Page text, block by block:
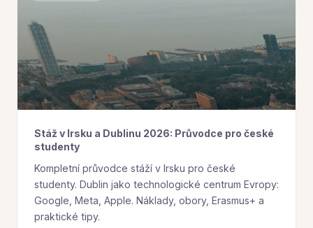
Stáž v Irsku a Dublinu 2026: Průvodce pro české
studenty
Kompletní průvodce stáží v Irsku pro české
studenty. Dublin jako technologické centrum Evropy:
Google, Meta, Apple. Náklady, obory, Erasmus+ a
praktické tipy.